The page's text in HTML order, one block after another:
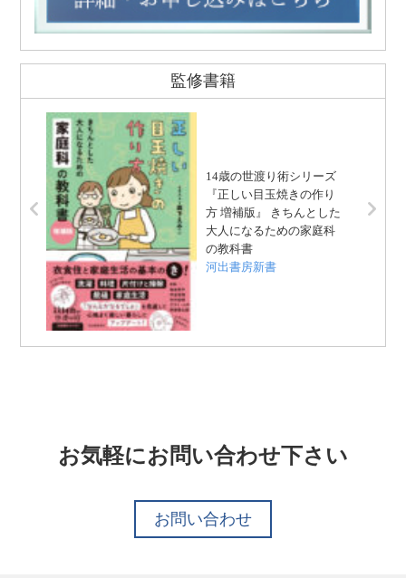
監修書籍
14歳の世渡り術シリーズ
『正しい目玉焼きの作り
方 増補版』 きちんとした
大人になるための家庭科
の教科書
河出書房新書
お気軽にお問い合わせ下さい
お問い合わせ